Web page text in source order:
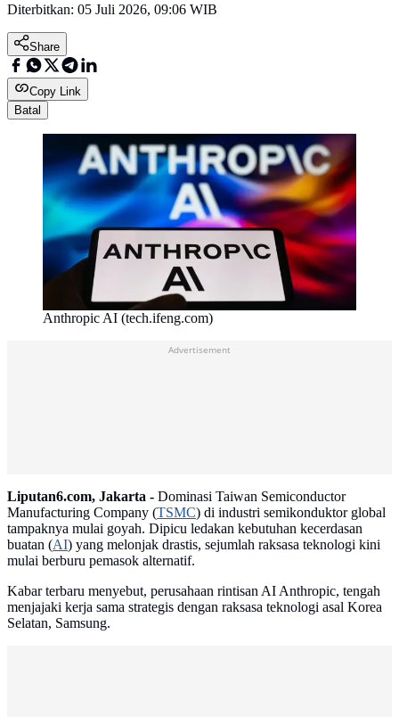
Diterbitkan: 05 Juli 2026, 09:06 WIB
Share
Copy Link
Batal
Anthropic AI (tech.ifeng.com)
Advertisement
Liputan6.com, Jakarta - Dominasi Taiwan Semiconductor
Manufacturing Company (TSMC) di industri semikonduktor global
tampaknya mulai goyah. Dipicu ledakan kebutuhan kecerdasan
buatan (AI) yang melonjak drastis, sejumlah raksasa teknologi kini
mulai berburu pemasok alternatif.
Kabar terbaru menyebut, perusahaan rintisan AI Anthropic, tengah
menjajaki kerja sama strategis dengan raksasa teknologi asal Korea
Selatan, Samsung.